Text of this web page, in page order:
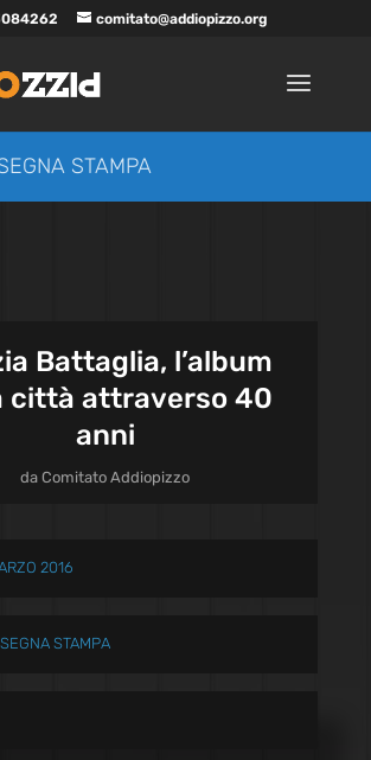
comitato@addiopizzo.org
STAMPA
Battaglia, l’album
città attraverso 40
anni
daComitato Addiopizzo
2016
STAMPA